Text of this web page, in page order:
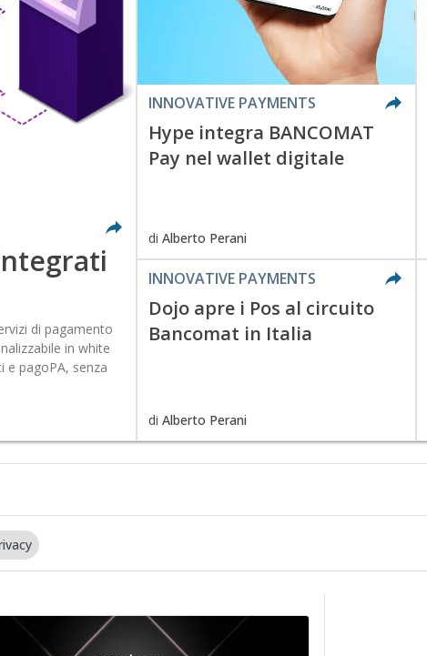
di pagamento
in white
pagoPA, senza
INNOVATIVE PAYMENTS
Hype integra BANCOMAT
Pay nel wallet digitale
di Alberto Perani
INNOVATIVE PAYMENTS
Dojo apre i Pos al circuito
Bancomat in Italia
di Alberto Perani